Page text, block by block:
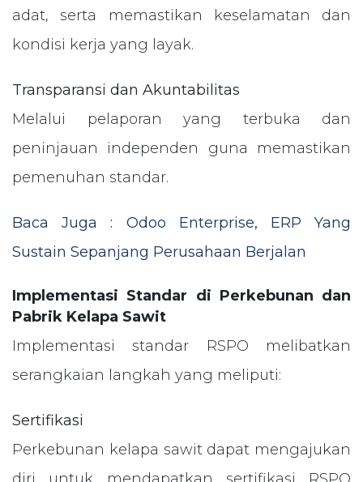
adat, serta memastikan keselamatan dan
kondisi kerja yang layak.
Transparansi dan Akuntabilitas
Melalui pelaporan yang terbuka dan
peninjauan independen guna memastikan
pemenuhan standar.
Baca Juga : Odoo Enterprise, ERP Yang
Sustain Sepanjang Perusahaan Berjalan
Implementasi Standar di Perkebunan dan
Pabrik Kelapa Sawit
Implementasi standar RSPO melibatkan
serangkaian langkah yang meliputi:
Sertifikasi
Perkebunan kelapa sawit dapat mengajukan